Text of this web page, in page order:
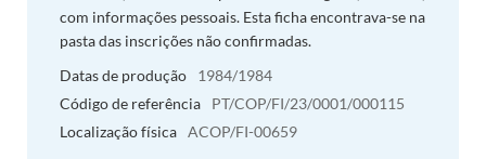
com informações pessoais. Esta ficha encontrava-se na
pasta das inscrições não confirmadas.
Datas de produção
1984/1984
Código de referência
PT/COP/FI/23/0001/000115
Localização física ACOP/FI-00659